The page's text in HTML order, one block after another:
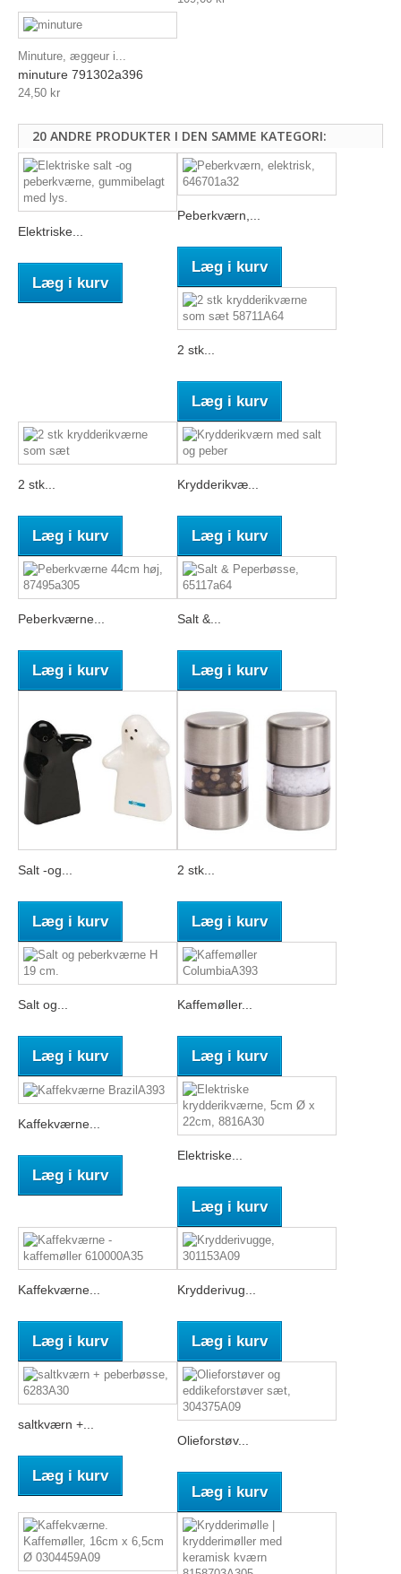
Minuture, æggeur i...
minuture 791302a396
24,50 kr
20 ANDRE PRODUKTER I DEN SAMME KATEGORI:
Elektriske...
Læg i kurv
Peberkværn,...
Læg i kurv
2 stk...
Læg i kurv
2 stk...
Læg i kurv
Krydderikvæ...
Læg i kurv
Peberkværne...
Læg i kurv
Salt &...
Læg i kurv
Salt -og...
Læg i kurv
2 stk...
Læg i kurv
Salt og...
Læg i kurv
Kaffemøller...
Læg i kurv
Kaffekværne...
Læg i kurv
Elektriske...
Læg i kurv
Kaffekværne...
Læg i kurv
Krydderivug...
Læg i kurv
saltkværn +...
Læg i kurv
Olieforstøv...
Læg i kurv